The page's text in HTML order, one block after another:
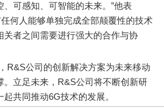
可感知、可智能的未来。”他表
何人能够单独完成全部颠覆性的技术
关者之间需要进行强大的合作与协
公司的创新解决方案为未来移动
。立足未来，R&S公司将不断创新研
共同推动6G技术的发展。